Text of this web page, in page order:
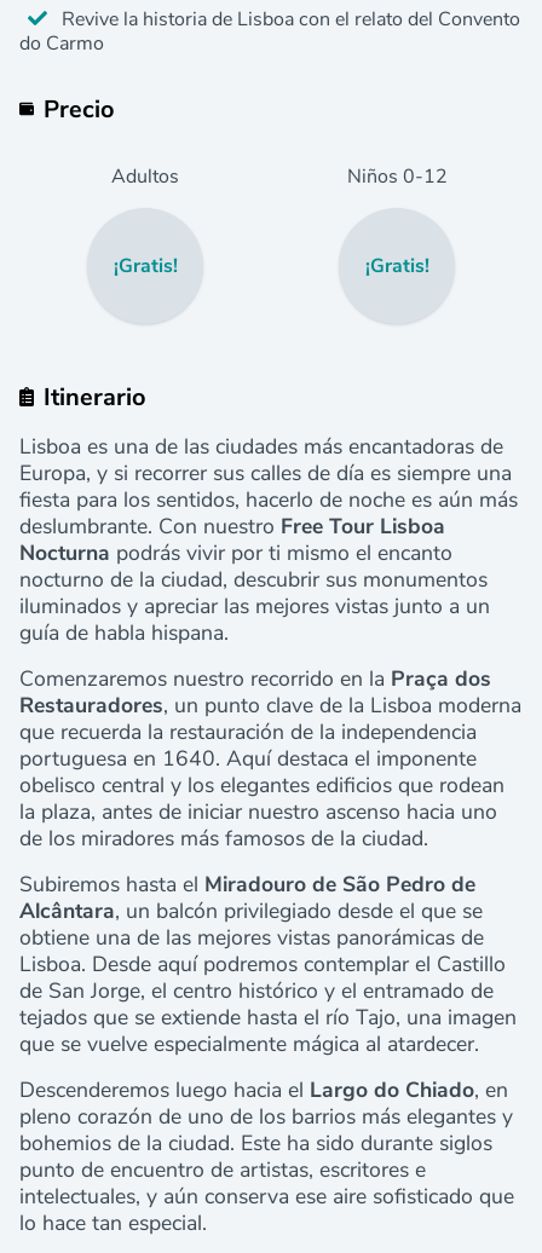
Revive la historia de Lisboa con el relato del Convento
do Carmo
Precio
Adultos
¡Gratis!
Niños 0-12
¡Gratis!
Itinerario
Lisboa es una de las ciudades más encantadoras de
Europa, y si recorrer sus calles de día es siempre una
fiesta para los sentidos, hacerlo de noche es aún más
deslumbrante. Con nuestro Free Tour Lisboa
Nocturna podrás vivir por ti mismo el encanto
nocturno de la ciudad, descubrir sus monumentos
iluminados y apreciar las mejores vistas junto a un
guía de habla hispana.
Comenzaremos nuestro recorrido en la Praça dos
Restauradores, un punto clave de la Lisboa moderna
que recuerda la restauración de la independencia
portuguesa en 1640. Aquí destaca el imponente
obelisco central y los elegantes edificios que rodean
la plaza, antes de iniciar nuestro ascenso hacia uno
de los miradores más famosos de la ciudad.
Subiremos hasta el Miradouro de São Pedro de
Alcântara, un balcón privilegiado desde el que se
obtiene una de las mejores vistas panorámicas de
Lisboa. Desde aquí podremos contemplar el Castillo
de San Jorge, el centro histórico y el entramado de
tejados que se extiende hasta el río Tajo, una imagen
que se vuelve especialmente mágica al atardecer.
Descenderemos luego hacia el Largo do Chiado, en
pleno corazón de uno de los barrios más elegantes y
bohemios de la ciudad. Este ha sido durante siglos
punto de encuentro de artistas, escritores e
intelectuales, y aún conserva ese aire sofisticado que
lo hace tan especial.